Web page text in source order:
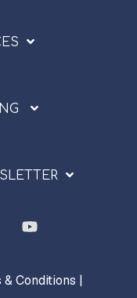
& Conditions |
Linkedin